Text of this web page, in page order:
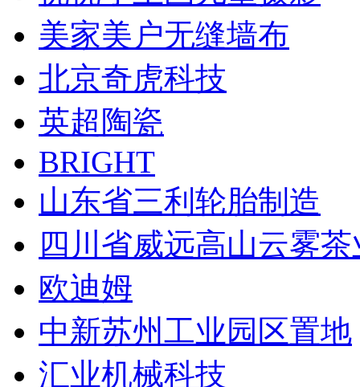
美家美户无缝墙布
北京奇虎科技
英超陶瓷
BRIGHT
山东省三利轮胎制造
四川省威远高山云雾茶
欧迪姆
中新苏州工业园区置地
汇业机械科技